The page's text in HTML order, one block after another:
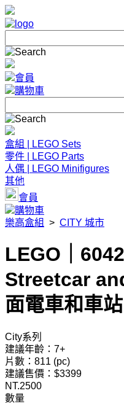
會員
購物車
盒組 | LEGO Sets
零件 | LEGO Parts
人偶 | LEGO Minifigures
其他
會員
購物車
樂高盒組 > CITY 城市
LEGO｜
Streetcar
面電車和車站
City系列
建議年齡：7+
片數：811 (pc)
建議售價：$3399
NT.2500
數量